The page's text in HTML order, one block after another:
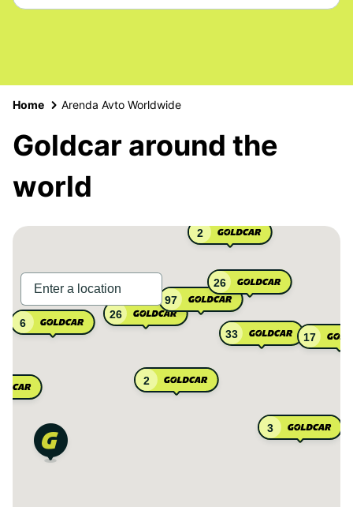
Home Arenda Avto Worldwide
Goldcar around the
world
2
26
97
33
26
3
2
6
17